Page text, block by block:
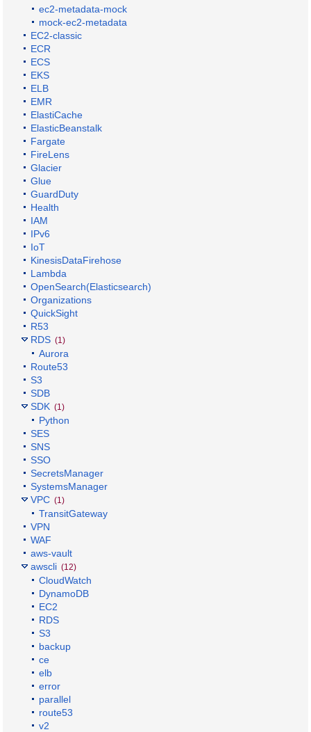
ec2-metadata-mock
mock-ec2-metadata
EC2-classic
ECR
ECS
EKS
ELB
EMR
ElastiCache
ElasticBeanstalk
Fargate
FireLens
Glacier
Glue
GuardDuty
Health
IAM
IPv6
IoT
KinesisDataFirehose
Lambda
OpenSearch(Elasticsearch)
Organizations
QuickSight
R53
RDS (1)
Aurora
Route53
S3
SDB
SDK (1)
Python
SES
SNS
SSO
SecretsManager
SystemsManager
VPC (1)
TransitGateway
VPN
WAF
aws-vault
awscli (12)
CloudWatch
DynamoDB
EC2
RDS
S3
backup
ce
elb
error
parallel
route53
v2